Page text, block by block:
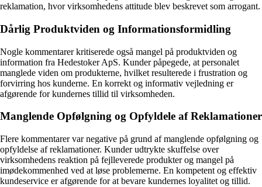
reklamation, hvor virksomhedens attitude blev beskrevet som arrogant.
Dårlig Produktviden og Informationsformidling
Nogle kommentarer kritiserede også mangel på produktviden og
information fra Hedestoker ApS. Kunder påpegede, at personalet
manglede viden om produkterne, hvilket resulterede i frustration og
forvirring hos kunderne. En korrekt og informativ vejledning er
afgørende for kundernes tillid til virksomheden.
Manglende Opfølgning og Opfyldele af Reklamationer
Flere kommentarer var negative på grund af manglende opfølgning og
opfyldelse af reklamationer. Kunder udtrykte skuffelse over
virksomhedens reaktion på fejlleverede produkter og mangel på
imødekommenhed ved at løse problemerne. En kompetent og effektiv
kundeservice er afgørende for at bevare kundernes loyalitet og tillid.